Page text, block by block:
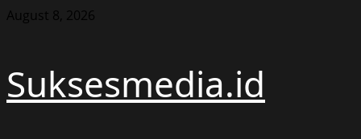
Skip
August 8, 2026
Suksesmedia.id